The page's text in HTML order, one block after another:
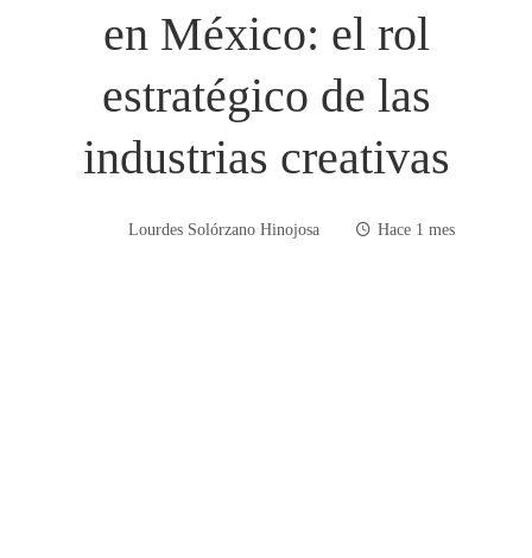
en México: el rol
estratégico de las
industrias creativas
Lourdes Solórzano Hinojosa Hace 1 mes